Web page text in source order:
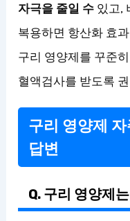
자극을 줄일 수 있고,
복용하면 항산화 효
구리 영양제를 꾸준
혈액검사를 받도록
구리 영양제
답변
Q. 구리 영양제